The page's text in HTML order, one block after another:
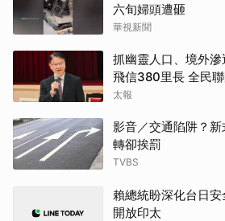
六旬婦頭遭砸
華視新聞
抓幽靈人口、境外
飛信380里長 全民
萬」
太報
影音／交通陷阱？
轉卻挨罰
TVBS
賴總統盼深化台日
開放印太